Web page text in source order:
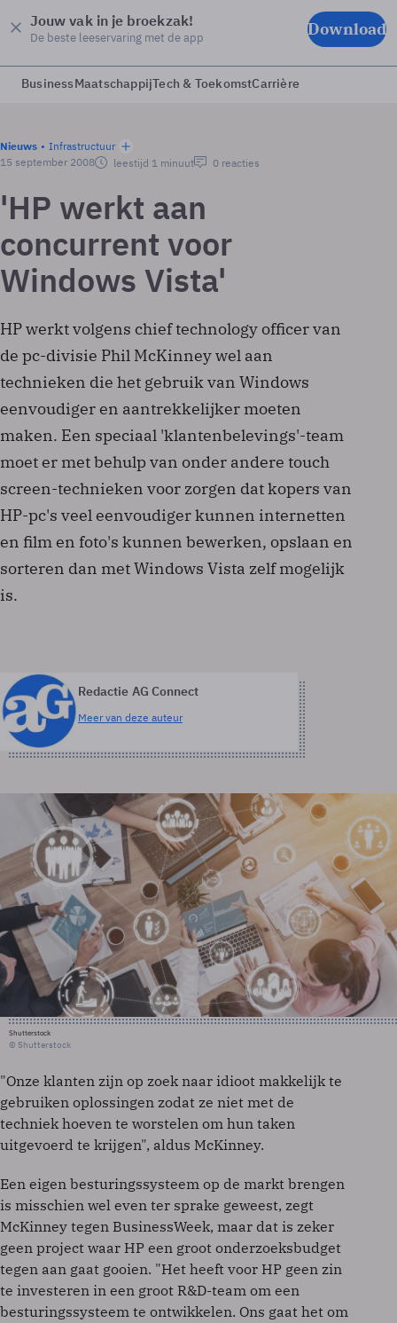
Jouw vak in je broekzak!
De beste leeservaring met de app Download
BusinessMaatschappijTech & ToekomstCarrière
Nieuws
Infrastructuur
15 september 2008
leestijd 1 minuut 0 reacties
'HP werkt aan
concurrent voor
Windows Vista'
HP werkt volgens chief technology officer van
de pc-divisie Phil McKinney wel aan
technieken die het gebruik van Windows
eenvoudiger en aantrekkelijker moeten
maken. Een speciaal 'klantenbelevings'-team
moet er met behulp van onder andere touch
screen-technieken voor zorgen dat kopers van
HP-pc's veel eenvoudiger kunnen internetten
en film en foto's kunnen bewerken, opslaan en
sorteren dan met Windows Vista zelf mogelijk
is.
Redactie AG Connect
Meer van deze auteur
Shutterstock
© Shutterstock
"Onze klanten zijn op zoek naar idioot makkelijk te
gebruiken oplossingen zodat ze niet met de
techniek hoeven te worstelen om hun taken
uitgevoerd te krijgen", aldus McKinney.
Een eigen besturingssysteem op de markt brengen
is misschien wel even ter sprake geweest, zegt
McKinney tegen BusinessWeek, maar dat is zeker
geen project waar HP een groot onderzoeksbudget
tegen aan gaat gooien. "Het heeft voor HP geen zin
te investeren in een groot R&D-team om een
besturingssysteem te ontwikkelen. Ons gaat het om